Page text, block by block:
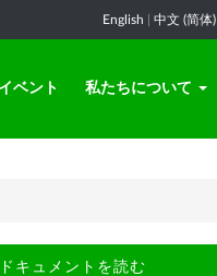
English 中文 (简体)
イベント 私たちについて
ドキュメントを読む